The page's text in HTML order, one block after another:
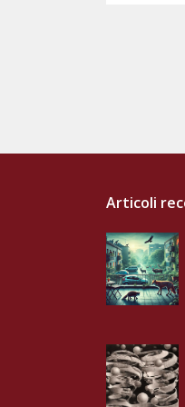
Articoli